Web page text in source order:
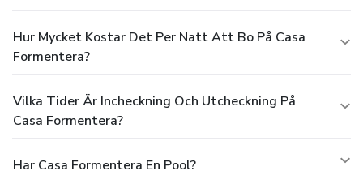
Hur Mycket Kostar Det Per Natt Att Bo På Casa
Formentera?
Vilka Tider Är Incheckning Och Utcheckning På
Casa Formentera?
Har Casa Formentera En Pool?